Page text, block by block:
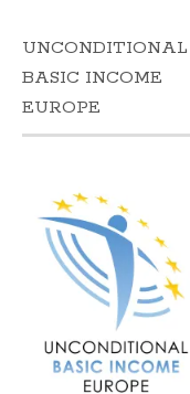
UNCONDITIONAL
BASIC INCOME
EUROPE